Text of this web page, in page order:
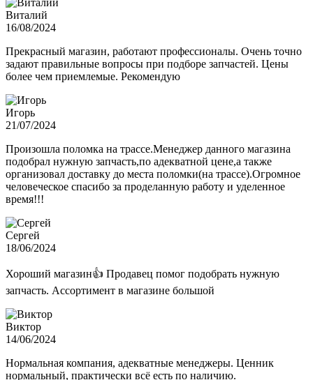
Виталий
16/08/2024
Прекрасный магазин, работают профессионалы. Очень точно
задают правильные вопросы при подборе запчастей. Цены
более чем приемлемые. Рекомендую
Игорь
21/07/2024
Произошла поломка на трассе.Менеджер данного магазина
подобрал нужную запчасть,по адекватной цене,а также
организовал доставку до места поломки(на трассе).Огромное
человеческое спасибо за проделанную работу и уделенное
время!!!
Сергей
18/06/2024
Хороший магазин👍 Продавец помог подобрать нужную
запчасть. Ассортимент в магазине большой
Виктор
14/06/2024
Нормальная компания, адекватные менеджеры. Ценник
нормальный, практически всё есть по наличию.